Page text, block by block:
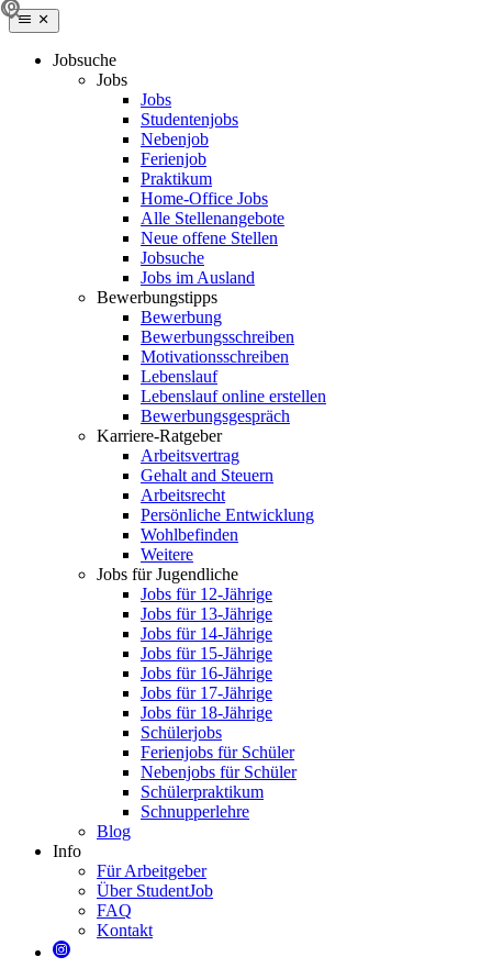
Jobsuche
Jobs
Jobs
Studentenjobs
Nebenjob
Ferienjob
Praktikum
Home-Office Jobs
Alle Stellenangebote
Neue offene Stellen
Jobsuche
Jobs im Ausland
Bewerbungstipps
Bewerbung
Bewerbungsschreiben
Motivationsschreiben
Lebenslauf
Lebenslauf online erstellen
Bewerbungsgespräch
Karriere-Ratgeber
Arbeitsvertrag
Gehalt and Steuern
Arbeitsrecht
Persönliche Entwicklung
Wohlbefinden
Weitere
Jobs für Jugendliche
Jobs für 12-Jährige
Jobs für 13-Jährige
Jobs für 14-Jährige
Jobs für 15-Jährige
Jobs für 16-Jährige
Jobs für 17-Jährige
Jobs für 18-Jährige
Schülerjobs
Ferienjobs für Schüler
Nebenjobs für Schüler
Schülerpraktikum
Schnupperlehre
Blog
Info
Für Arbeitgeber
Über StudentJob
FAQ
Kontakt